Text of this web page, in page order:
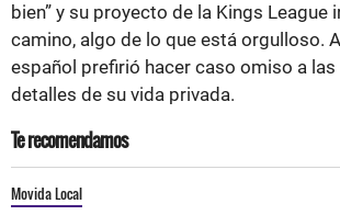
bien” y su proyecto de la Kings League
camino, algo de lo que está orgulloso.
español prefirió hacer caso omiso a
detalles de su vida privada.
Te recomendamos
Movida Local